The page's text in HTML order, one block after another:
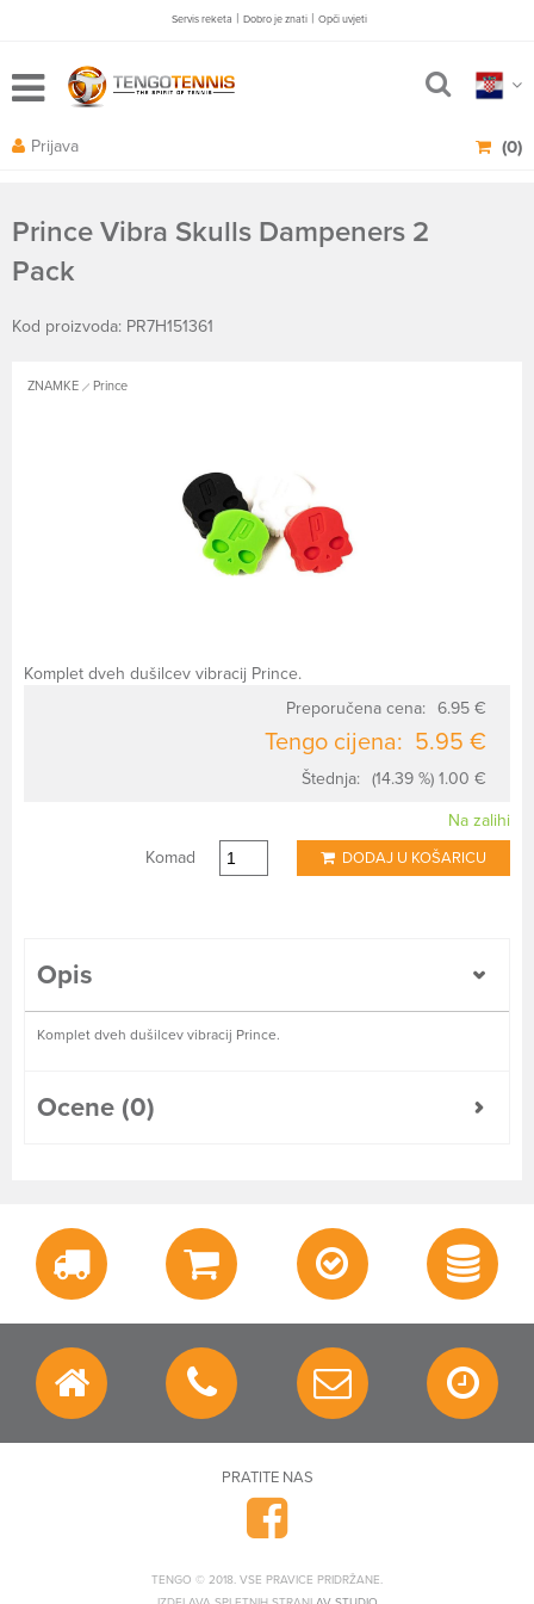
Servis reketa | Dobro je znati | Opči uvjeti
(0)
Prijava
Prince Vibra Skulls Dampeners 2
Pack
Kod proizvoda: PR7H151361
ZNAMKE Prince
Komplet dveh dušilcev vibracij Prince.
Preporučena cena: 6.95 €
Tengo cijena: 5.95 €
Štednja: (14.39 %) 1.00 €
Na zalihi
Komad
DODAJ U KOŠARICU
Opis
Komplet dveh dušilcev vibracij Prince.
Ocene (0)
PRATITE NAS
TENGO © 2018. VSE PRAVICE PRIDRŽANE.